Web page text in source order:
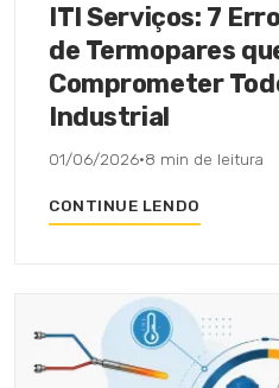
ITI Serviços: 7
de Termopares
Comprometer
Industrial
01/06/2026·8 min de leitura
CONTINUE LENDO